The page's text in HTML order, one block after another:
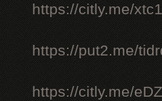
https://citly.me/
https://put2.me/
https://citly.me/